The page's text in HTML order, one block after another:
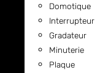
Domotique
Interrupteur
Gradateur
Minuterie
Plaque